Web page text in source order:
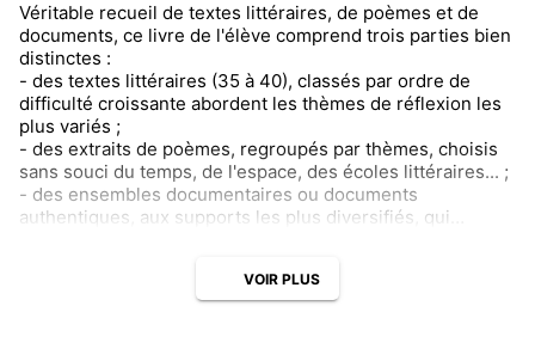
Véritable recueil de textes littéraires, de poèmes et de
documents, ce livre de l'élève comprend trois parties bien
distinctes :
- des textes littéraires (35 à 40), classés par ordre de
difficulté croissante abordent les thèmes de réflexion les
plus variés ;
- des extraits de poèmes, regroupés par thèmes, choisis
sans souci du temps, de l'espace, des écoles littéraires... ;
- des ensembles documentaires ou documents
authentiques, aux supports les plus diversifiés, qui
Un appareil pédagogique discret complète le récit ou le
VOIR PLUS